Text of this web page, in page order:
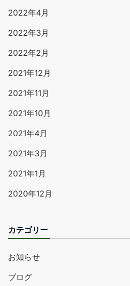
2022年4月
2022年3月
2022年2月
2021年12月
2021年11月
2021年10月
2021年4月
2021年3月
2021年1月
2020年12月
カテゴリー
お知らせ
ブログ